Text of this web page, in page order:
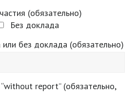
(обязательно)
Без доклада
без доклада (обязательно)
report” (обязательно,